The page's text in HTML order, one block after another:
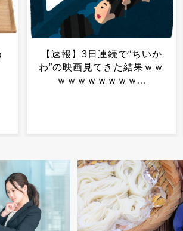
SNS民、新たな顔面分類
「昼職顔・夜職顔」を生み
出してしまうｗｗｗｗｗ